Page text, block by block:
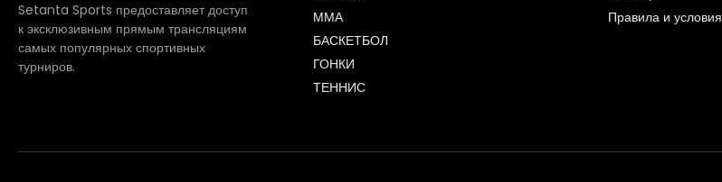
Setanta Sports предоставляет доступ
к эксклюзивным прямым трансляциям
самых популярных спортивных
турниров.
ММА
БАСКЕТБОЛ
ГОНКИ
ТЕННИС
Правила и условия